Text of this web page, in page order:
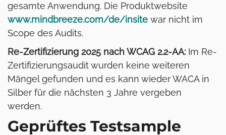
gesamte Anwendung. Die Produktwebsite
www.mindbreeze.com/de/insite war nicht im
Scope des Audits.
Re-Zertifizierung 2025 nach WCAG 2.2-AA: Im Re-
Zertifizierungsaudit wurden keine weiteren
Mängel gefunden und es kann wieder WACA in
Silber für die nächsten 3 Jahre vergeben
werden.
Geprüftes Testsample